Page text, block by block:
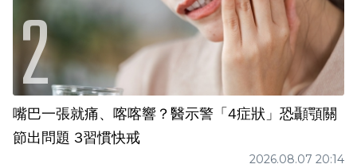
嘴巴一張就痛、喀喀響？醫示警「4症狀」恐顳顎關
節出問題 3習慣快戒
2026.08.07 20:14